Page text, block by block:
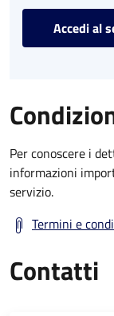
Accedi al
Per conoscere i
informazioni
servizio.
Termini e
Contatti